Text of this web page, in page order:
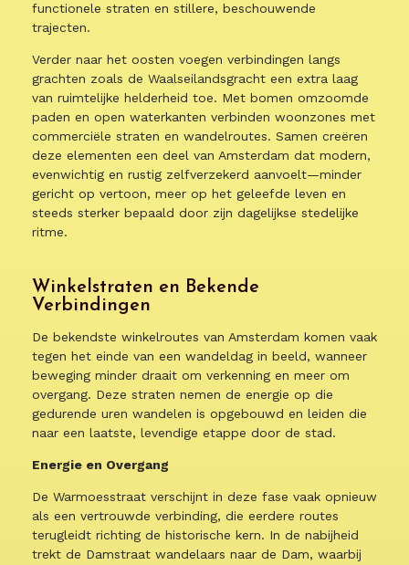
functionele straten en stillere, beschouwende
trajecten.
Verder naar het oosten voegen verbindingen langs
grachten zoals de Waalseilandsgracht een extra laag
van ruimtelijke helderheid toe. Met bomen omzoomde
paden en open waterkanten verbinden woonzones met
commerciële straten en wandelroutes. Samen creëren
deze elementen een deel van Amsterdam dat modern,
evenwichtig en rustig zelfverzekerd aanvoelt—minder
gericht op vertoon, meer op het geleefde leven en
steeds sterker bepaald door zijn dagelijkse stedelijke
ritme.
Winkelstraten en Bekende
Verbindingen
De bekendste winkelroutes van Amsterdam komen vaak
tegen het einde van een wandeldag in beeld, wanneer
beweging minder draait om verkenning en meer om
overgang. Deze straten nemen de energie op die
gedurende uren wandelen is opgebouwd en leiden die
naar een laatste, levendige etappe door de stad.
Energie en Overgang
De Warmoesstraat verschijnt in deze fase vaak opnieuw
als een vertrouwde verbinding, die eerdere routes
terugleidt richting de historische kern. In de nabijheid
trekt de Damstraat wandelaars naar de Dam, waarbij